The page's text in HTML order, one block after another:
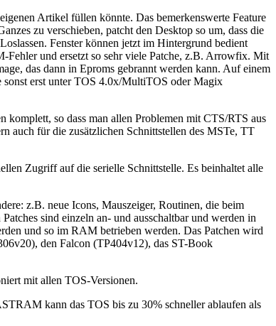
Artikel füllen könnte. Das bemerkenswerte Feature
zu verschieben, patcht den Desktop so um, dass die
Fenster können jetzt im Hintergrund bedient
Fehler und ersetzt so sehr viele Patche, z.B. Arrowfix. Mit
das dann in Eproms gebrannt werden kann. Auf einem
erst unter TOS 4.0x/MultiTOS oder Magix
so dass man allen Problemen mit CTS/RTS aus
auch für die zusätzlichen Schnittstellen des MSTe, TT
Zugriff auf die serielle Schnittstelle. Es beinhaltet alle
z.B. neue Icons, Mauszeiger, Routinen, die beim
sind einzeln an- und ausschaltbar und werden in
und so im RAM betrieben werden. Das Patchen wird
den Falcon (TP404v12), das ST-Book
mit allen TOS-Versionen.
kann das TOS bis zu 30% schneller ablaufen als